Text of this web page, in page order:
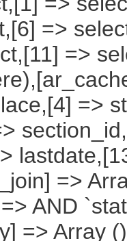
=>
=>
=>
=>
AND
=> Array